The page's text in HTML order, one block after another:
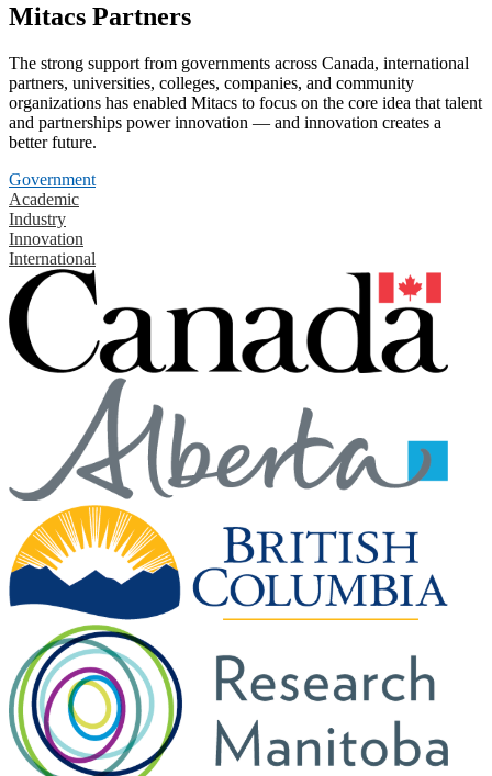
Mitacs Partners
The strong support from governments across Canada, international
partners, universities, colleges, companies, and community
organizations has enabled Mitacs to focus on the core idea that talent
and partnerships power innovation — and innovation creates a
better future.
Government
Academic
Industry
Innovation
International